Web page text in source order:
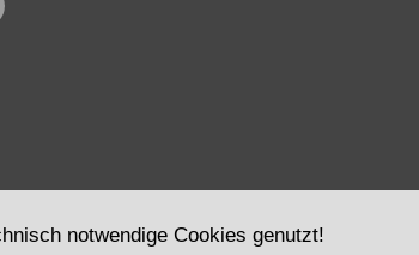
notwendige Cookies genutzt!